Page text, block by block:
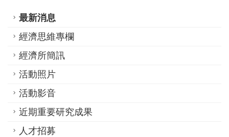
最新消息
經濟思維專欄
經濟所簡訊
活動照片
活動影音
近期重要研究成果
人才招募